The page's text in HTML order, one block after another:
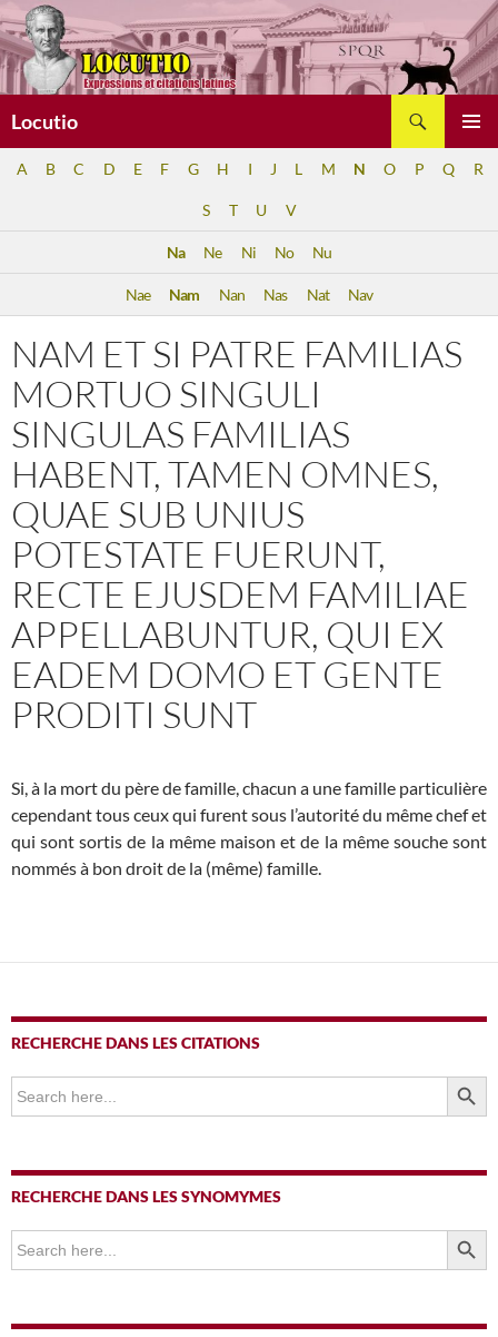
Aller
au
contenu
Locutio
A B C D E F G H I J L M N O P Q R
S T U V
Na Ne Ni No Nu
Nae Nam Nan Nas Nat Nav
NAM ET SI PATRE FAMILIAS
MORTUO SINGULI
SINGULAS FAMILIAS
HABENT, TAMEN OMNES,
QUAE SUB UNIUS
POTESTATE FUERUNT,
RECTE EJUSDEM FAMILIAE
APPELLABUNTUR, QUI EX
EADEM DOMO ET GENTE
PRODITI SUNT
Si, à la mort du père de famille, chacun a une famille particulière
cependant tous ceux qui furent sous l’autorité du même chef et
qui sont sortis de la même maison et de la même souche sont
nommés à bon droit de la (même) famille.
RECHERCHE DANS LES CITATIONS
Search
for:
SEARCH
RECHERCHE DANS LES SYNOMYMES
Search
for:
SEARCH